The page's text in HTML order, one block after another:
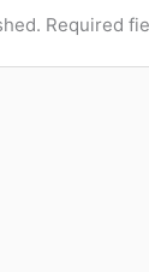
Required